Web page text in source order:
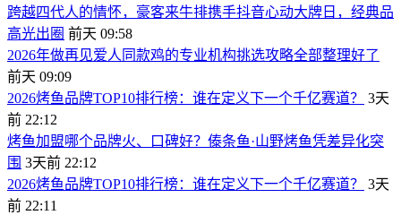
跨越四代人的情怀，豪客来牛排携手抖音心动大牌日，经典品
高光出圈 前天 09:58
2026年做再见爱人同款鸡的专业机构挑选攻略全部整理好了
前天 09:09
2026烤鱼品牌TOP10排行榜：谁在定义下一个千亿赛道？
3天
前 22:12
烤鱼加盟哪个品牌火、口碑好？傣条鱼·山野烤鱼凭差异化突
围 3天前 22:12
2026烤鱼品牌TOP10排行榜：谁在定义下一个千亿赛道？
3天
前 22:11